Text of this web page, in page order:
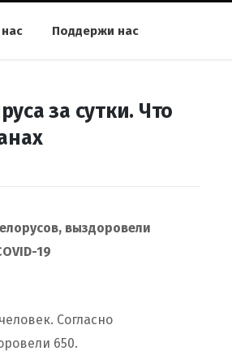
Поддержи нас
за сутки. Что
выздоровели
19
человек. Согласно
650.